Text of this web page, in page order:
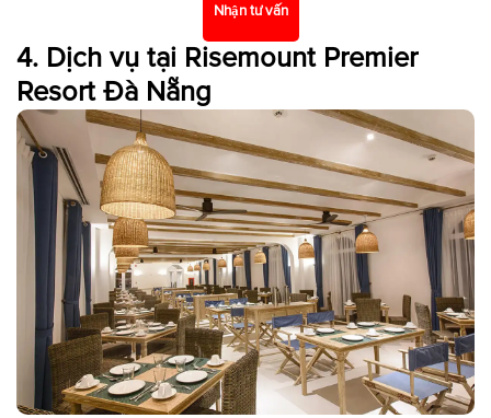
Nhận tư vấn
4. Dịch vụ tại Risemount Premier
Resort Đà Nẵng